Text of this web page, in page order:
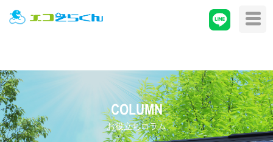
COLUMN
お役立ちコラム